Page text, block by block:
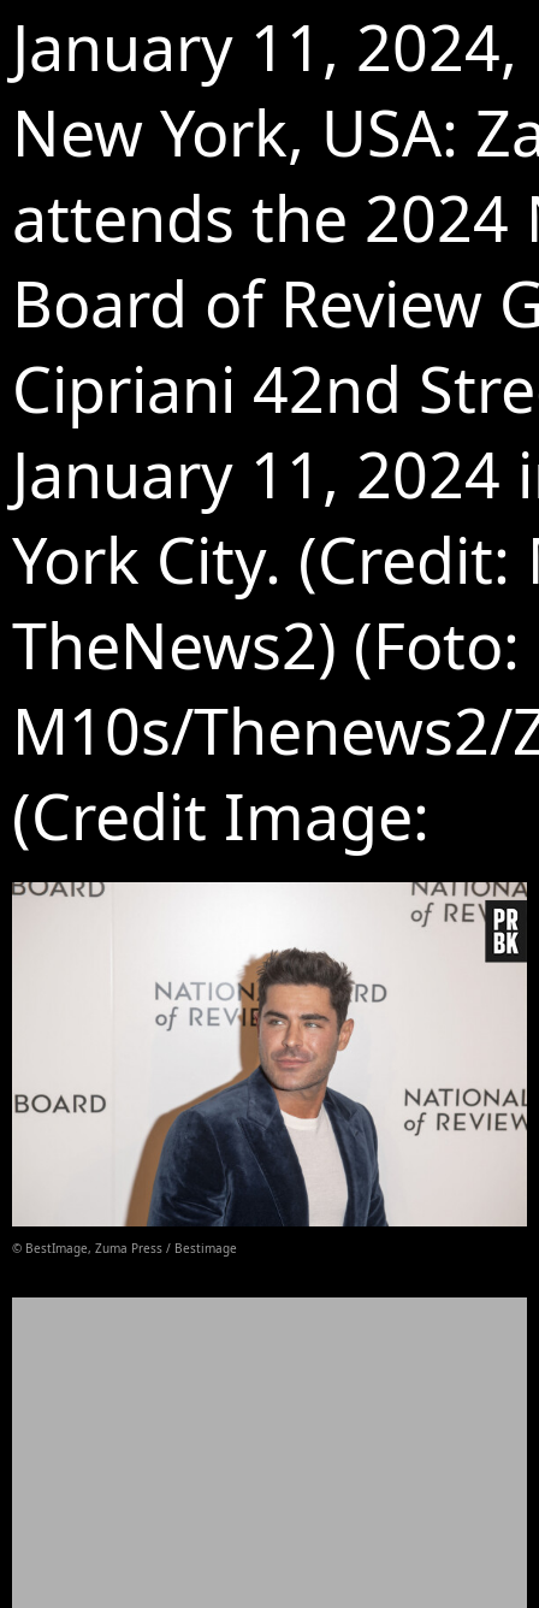
January 11,
New York, USA:
attends the 2024
Board of Review
Cipriani 42nd
January 11, 2024
York City. (Credit:
TheNews2) (Foto:
M10s/Thenews2/
(Credit Image:
© BestImage, Zuma Press / Bestimage